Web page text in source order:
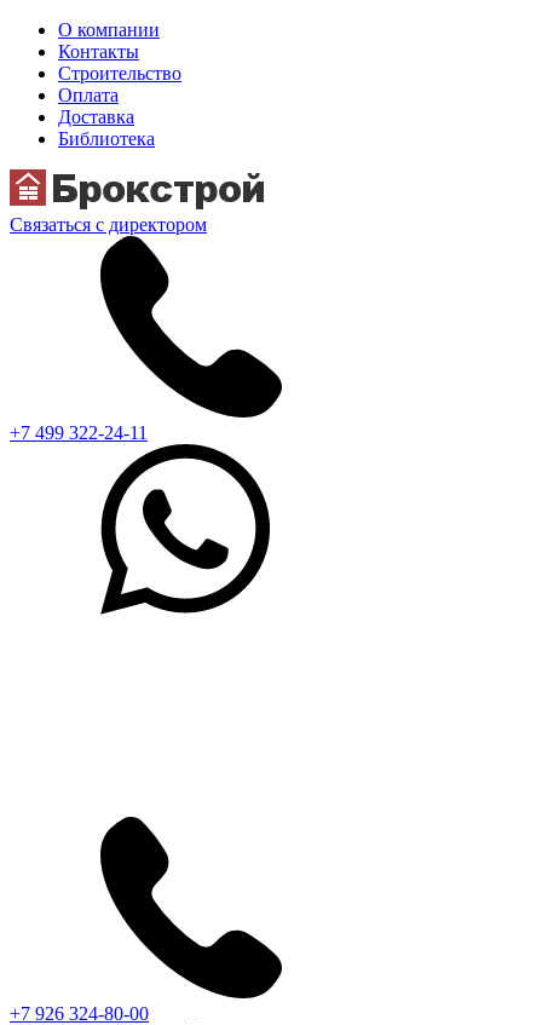
О компании
Контакты
Строительство
Оплата
Доставка
Библиотека
Связаться с директором
+7 499 322-24-11
+7 926 324-80-00